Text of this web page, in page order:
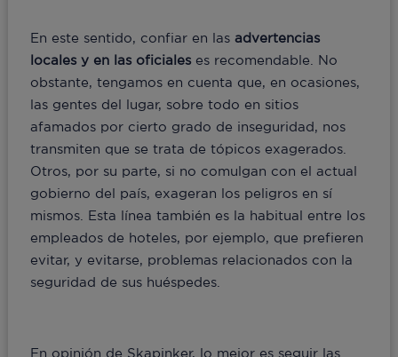
En este sentido, confiar en las advertencias
locales y en las oficialeses recomendable. No
obstante, tengamos en cuenta que, en ocasiones,
las gentes del lugar, sobre todo en sitios
afamados por cierto grado de inseguridad, nos
transmiten que se trata de tópicos exagerados.
Otros, por su parte, si no comulgan con el actual
gobierno del país, exageran los peligros en sí
mismos. Esta línea también es la habitual entre los
empleados de hoteles, por ejemplo, que prefieren
evitar, y evitarse, problemas relacionados con la
seguridad de sus huéspedes.
En opinión de Skapinker, lo mejor es seguir las